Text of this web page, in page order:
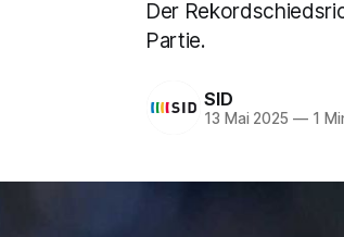
Der
Partie.
SID
13 Mai 2025 —1